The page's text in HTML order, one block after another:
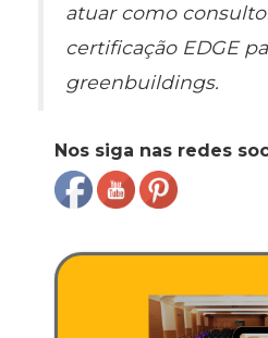
atuar como
certificação EDGE
greenbuildings.
Nos siga nas redes